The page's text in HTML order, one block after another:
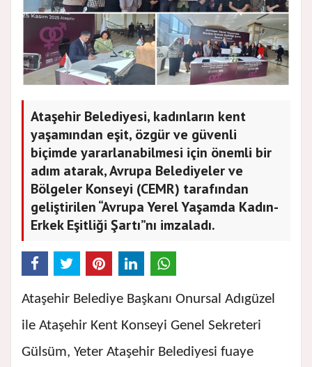
Ataşehir Belediyesi, kadınların kent
yaşamından eşit, özgür ve güvenli
biçimde yararlanabilmesi için önemli bir
adım atarak, Avrupa Belediyeler ve
Bölgeler Konseyi (CEMR) tarafından
geliştirilen “Avrupa Yerel Yaşamda Kadın-
Erkek Eşitliği Şartı”nı imzaladı.
Ataşehir Belediye Başkanı Onursal Adıgüzel
ile Ataşehir Kent Konseyi Genel Sekreteri
Gülsüm, Yeter Ataşehir Belediyesi fuaye